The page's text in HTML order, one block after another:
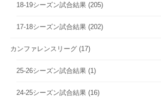
18-19シーズン試合結果 (205)
17-18シーズン試合結果 (202)
カンファレンスリーグ (17)
25-26シーズン試合結果 (1)
24-25シーズン試合結果 (16)